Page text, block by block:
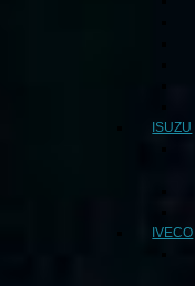
ISUZU
IVECO